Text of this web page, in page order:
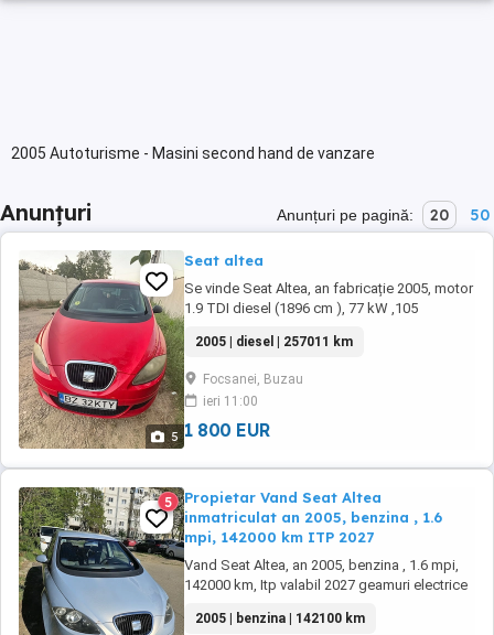
2005 Autoturisme - Masini second hand de vanzare
Anunțuri Anunțuri pe pagină: 20 50
5
Seat altea
Se vinde Seat Altea, an fabricație 2005, motor
1.9 TDI diesel (1896 cm ), 77 kW ,105
economică și foarte potrivită atât pentru oraș,
cât și pentru drumuri lungi. Motor 1.9 TDI
fiabil și consum redus 5 locuri Acte în regulă,
fiscal pe loc Mașina se vinde cu toate ...
2005 | diesel | 257011 km
Focsanei, Buzau
ieri 11:00
1 800 EUR
5
Propietar Vand Seat Altea
inmatriculat an 2005, benzina , 1.6
mpi, 142000 km ITP 2027
Vand Seat Altea, an 2005, benzina , 1.6 mpi,
142000 km, Itp valabil 2027 geamuri electrice
reglaj electric, tempomat. Distributie inlocuita
2005 | benzina | 142100 km